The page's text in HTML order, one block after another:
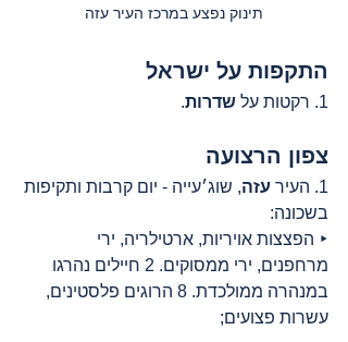
תינוק נפצע במרכז העיר עזה
התקפות על ישראל
1. רקטות על שדרות.
צפון הרצועה
1. העיר עזה, שוג׳עייה - יום קרבות ותקיפות
בשכונה:
‣ הפצצות אויריות, ארטילריה, ירי
מרחפנים, ירי ממסוקים. 2 חיילים נהרגו
במנהרה ממולכדת. 8 הרוגים פלסטינים,
עשרות פצועים;